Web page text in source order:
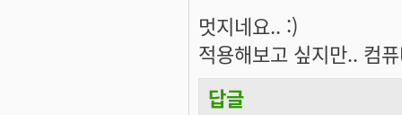
멋지네요.. :)
적용해보고 싶지만.. 컴
답글